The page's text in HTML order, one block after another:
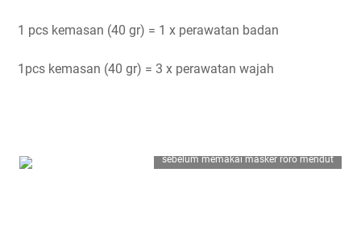
1 pcs kemasan (40 gr) = 1 x perawatan badan
1pcs kemasan (40 gr) = 3 x perawatan wajah
sebelum memakai masker roro mendut